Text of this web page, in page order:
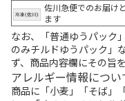
佐川急便でのお届け
ます
なお、「普通ゆうパック
のみチルドゆうパック」
ず、商品内容欄にその旨
アレルギー情報につい
商品に「小麦」「そば」